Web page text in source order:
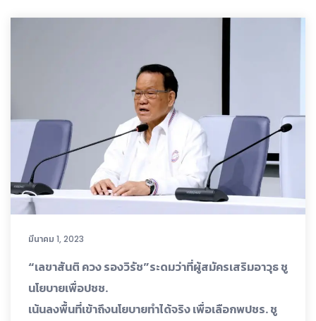
มีนาคม 1, 2023
“เลขาสันติ ควง รองวิรัช”ระดมว่าที่ผู้สมัครเสริมอาวุธ ชู
นโยบายเพื่อปชช.
เน้นลงพื้นที่เข้าถึงนโยบายทำได้จริง เพื่อเลือกพปชร. ชู